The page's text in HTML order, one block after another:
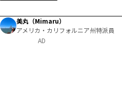
美丸（Mimaru）
アメリカ・カリフォルニア州特派員
AD